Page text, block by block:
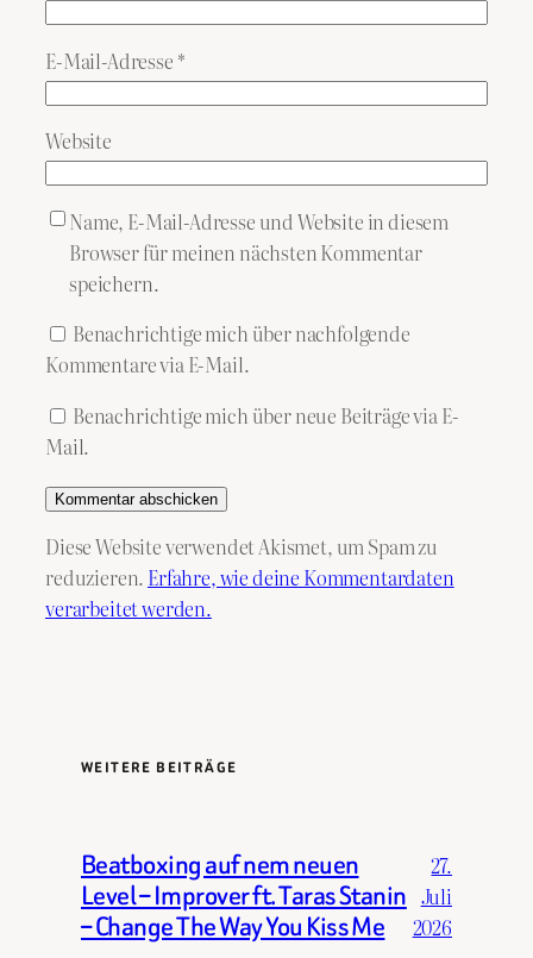
E-Mail-Adresse *
Website
Name, E-Mail-Adresse und Website in diesem
Browser für meinen nächsten Kommentar
speichern.
Benachrichtige mich über nachfolgende
Kommentare via E-Mail.
Benachrichtige mich über neue Beiträge via E-
Mail.
Diese Website verwendet Akismet, um Spam zu
reduzieren. Erfahre, wie deine Kommentardaten
verarbeitet werden.
WEITERE BEITRÄGE
Beatboxing auf nem neuen
Level – Improver ft. Taras Stanin
– Change The Way You Kiss Me
27.
Juli
2026